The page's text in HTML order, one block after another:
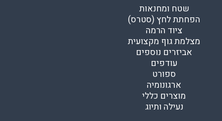
שטח ומחנאות
הפחתת לחץ (סטרס)
ציוד הרמה
מצלמת גוף מקצועית
אביזרים נוספים
עודפים
ספורט
ארגונומיה
מוצרים כללי
נעילה ותיוג